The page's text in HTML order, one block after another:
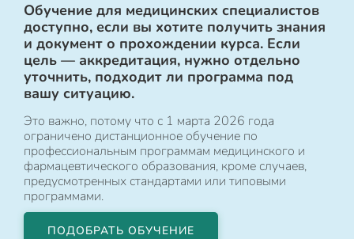
Обучение для медицинских специалистов
доступно, если вы хотите получить знания
и документ о прохождении курса. Если
цель — аккредитация, нужно отдельно
уточнить, подходит ли программа под
вашу ситуацию.
Это важно, потому что с 1 марта 2026 года
ограничено дистанционное обучение по
профессиональным программам медицинского и
фармацевтического образования, кроме случаев,
предусмотренных стандартами или типовыми
программами.
ПОДОБРАТЬ ОБУЧЕНИЕ